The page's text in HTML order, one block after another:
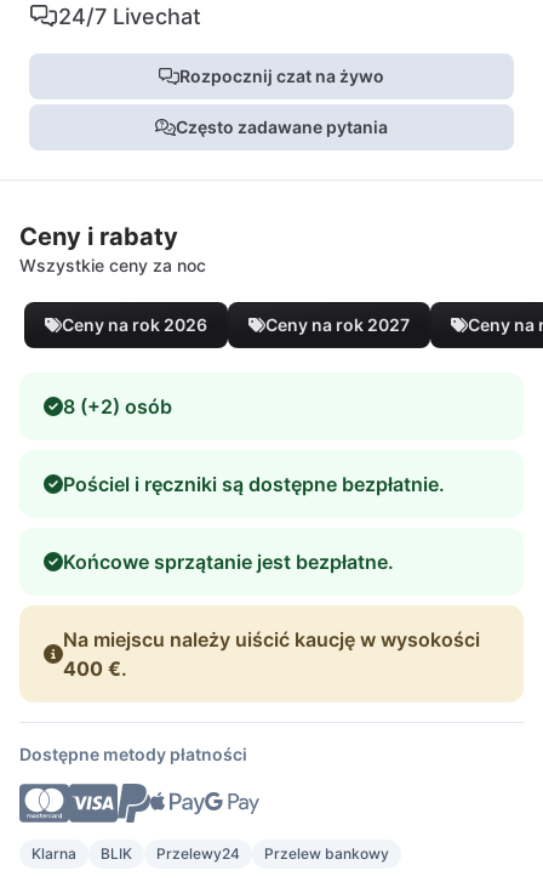
24/7 Livechat
Rozpocznij czat na żywo
Często zadawane pytania
Ceny i rabaty
Wszystkie ceny za noc
Ceny na rok 2026 Ceny na rok 2027 Ceny na
8 (+2) osób
Pościel i ręczniki są dostępne bezpłatnie.
Końcowe sprzątanie jest bezpłatne.
Na miejscu należy uiścić kaucję w wysokości
400 €.
Dostępne metody płatności
Klarna BLIK Przelewy24 Przelew bankowy